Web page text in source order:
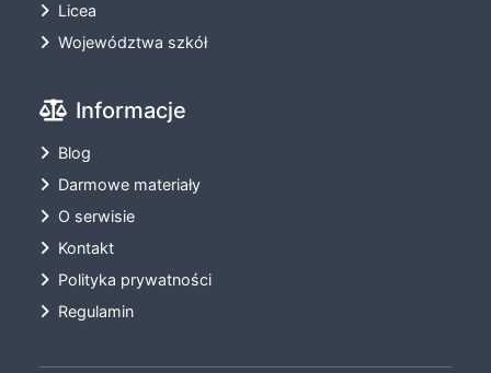
Licea
Województwa szkół
Informacje
Blog
Darmowe materiały
O serwisie
Kontakt
Polityka prywatności
Regulamin